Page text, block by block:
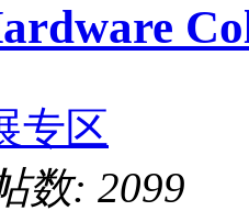
专区
数: 2099